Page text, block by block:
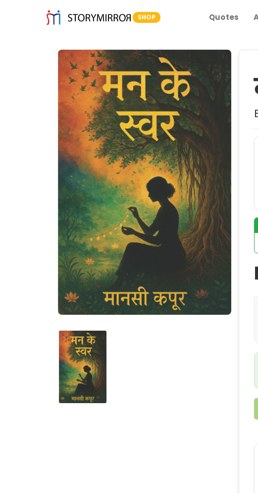
SHOP Quotes